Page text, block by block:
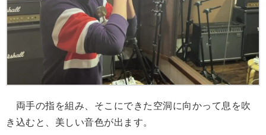
両手の指を組み、そこにできた空洞に向かって息を吹
き込むと、美しい音色が出ます。